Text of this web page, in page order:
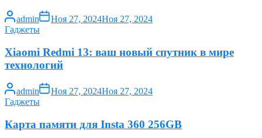
admin Ноя 27, 2024Ноя 27, 2024
Гаджеты
Xiaomi Redmi 13: ваш новый спутник в мире
технологий
admin Ноя 27, 2024Ноя 27, 2024
Гаджеты
Карта памяти для Insta 360 256GB